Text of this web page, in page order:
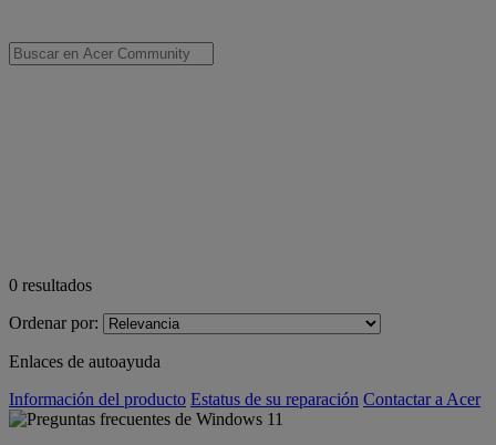
0 resultados
Ordenar por:
Enlaces de autoayuda
Información del producto Estatus de su reparación Contactar a Acer